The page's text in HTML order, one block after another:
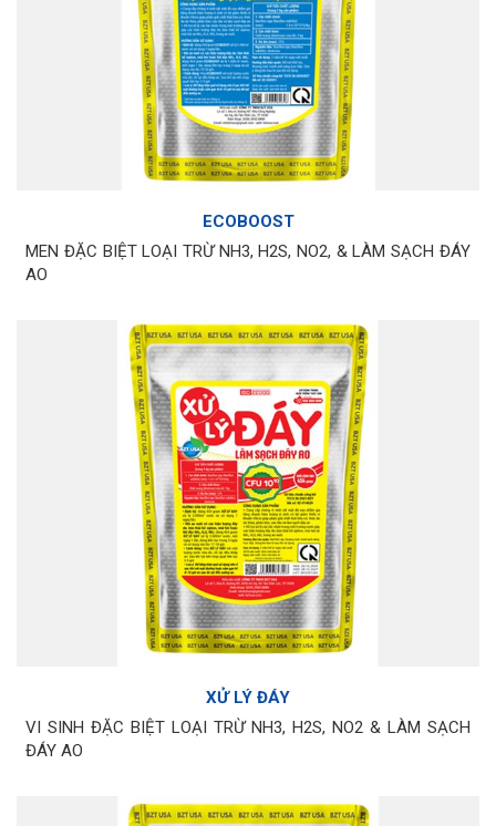
ECOBOOST
MEN ĐẶC BIỆT LOẠI TRỪ NH3, H2S, NO2, & LÀM SẠCH ĐÁY
AO
XỬ LÝ ĐÁY
VI SINH ĐẶC BIỆT LOẠI TRỪ NH3, H2S, NO2 & LÀM SẠCH
ĐÁY AO